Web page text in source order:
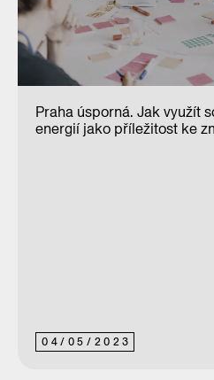
04/ 05/ 2023
Praha úsporná. Jak využít
energií jako příležitost ke